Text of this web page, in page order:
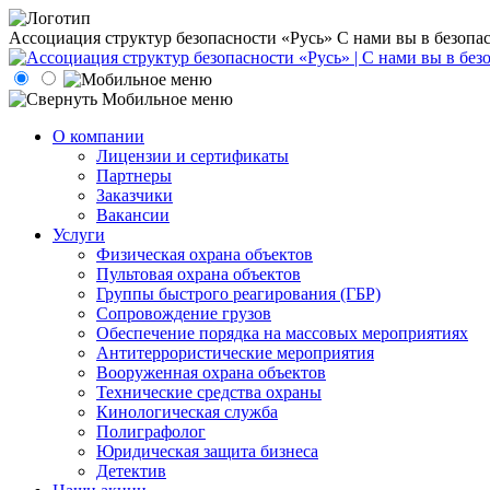
Ассоциация структур безопасности «Русь» С нами вы в
О компании
Лицензии и сертификаты
Партнеры
Заказчики
Вакансии
Услуги
Физическая охрана объектов
Пультовая охрана объектов
Группы быстрого реагирования (ГБР)
Сопровождение грузов
Обеспечение порядка на массовых мероприятиях
Антитеррористические мероприятия
Вооруженная охрана объектов
Технические средства охраны
Кинологическая служба
Полиграфолог
Юридическая защита бизнеса
Детектив